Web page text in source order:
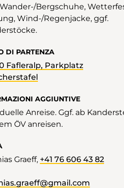
Bergschuhe,
Wind-/Regenjacke, ggf.
DI PARTENZA
AGGIUNTIVE
Anreise. Ggf. ab
ÖV anreisen.
Graeff, +41 76 606 43 82